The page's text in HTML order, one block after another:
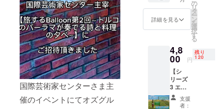
度が摂氏27度未満であれ
ば、そのオリーブオイルは
「コールドプレス」と見な
されます。熱い水を使用す
ると、抗酸化作用を持つ
フェノール化合物の量が減
少する可能性があります。
国際芸術家センターさま主
催のイベントにてオズグル
を得る
できま
す。 私
の商品
をビジ
ネスの
機会と
して見
てくだ
さるこ
とに、
私たち
の挑戦
を大き
りま
す。
【特典
内容】 •
夫婦か
らの感
謝の
メッ
る、特
別な
セット
こちら
は、も
う一つ
の受賞
歴のあ
るシ
リーズ
です。
12月発
送付）
初めて
当店の
ブオイ
ルをお
試しに
なりた
い方に
ぴった
りのリ
ターン
詳細を見る
の
リ
タ
ー
ン
を
選
択
す
る
4,8
00 円
残り
120
【シ
リーズ
3 エブ
リデ
イ・オ
支援
者：